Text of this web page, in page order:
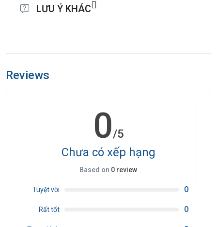
LƯU Ý KHÁC
Khách dưới 14 tuổi bắt buộc mang theo Giấy khai sanh bản chính
Đặc biệt, khách trên 14 tuổi nhưng chưa có thẻ căn cước công dân
thì sẽ làm giấy xác nhận nhân thân có chứng nhận của Uỷ Ban
Phường để được làm thủ tục bay.
Chương trình tour chủ yếu di chuyển bằng xe và thời gian dài, nhiều
vùng đồi đèo dốc phù hợp với khách hàng yêu thích khám phá thiên
Reviews
0/5
Chưa có xếp hạng
Based on 0 review
Tuyệt vời 0
Rất tốt 0